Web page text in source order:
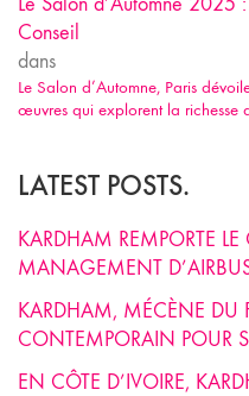
Conseil
dans
Le Salon d’Automne, Paris
œuvres qui explorent la richesse
LATEST POSTS.
KARDHAM REMPORTE LE
MANAGEMENT
KARDHAM, MÉCÈNE DU
CONTEMPORAIN POUR
EN CÔTE D’IVOIRE,